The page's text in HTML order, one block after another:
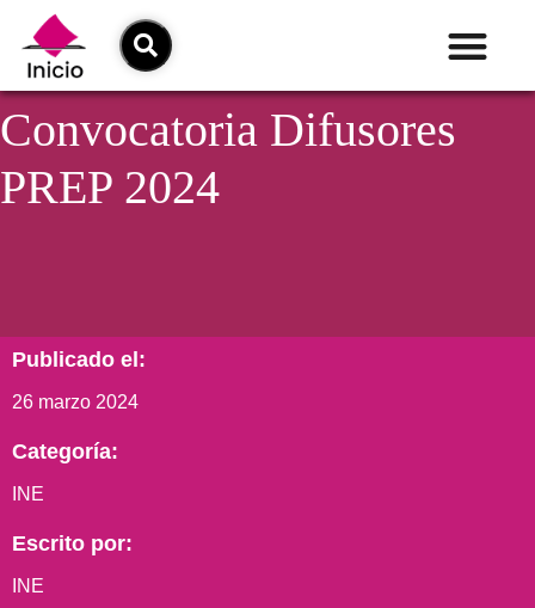
Convocatoria Difusores
PREP 2024
Publicado el:
26 marzo 2024
Categoría:
INE
Escrito por:
INE